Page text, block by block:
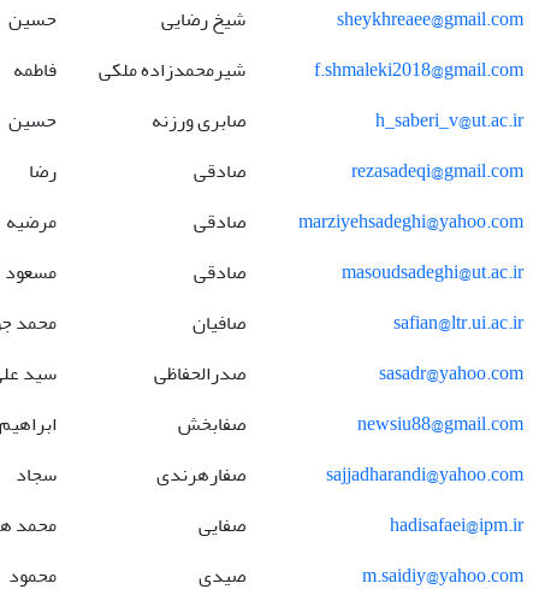
sheykhreaee@gmail.com
شیخ رضایی
حسین
f.shmaleki2018@gmail.com
شیرمحمدزاده ملکی
فاطمه
h_saberi_v@ut.ac.ir
صابری ورزنه
حسین
rezasadeqi@gmail.com
صادقی
رضا
marziyehsadeghi@yahoo.com
صادقی
مرضیه
masoudsadeghi@ut.ac.ir
صادقی
مسعود
safian@ltr.ui.ac.ir
صافیان
محمد
sasadr@yahoo.com
صدرالحفاظی
سید
newsiu88@gmail.com
صفابخش
ابراهیم
sajjadharandi@yahoo.com
صفارهرندی
سجاد
hadisafaei@ipm.ir
صفایی
محمد
m.saidiy@yahoo.com
صیدی
محمود